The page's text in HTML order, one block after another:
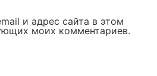
и адрес сайта в этом
моих комментариев.